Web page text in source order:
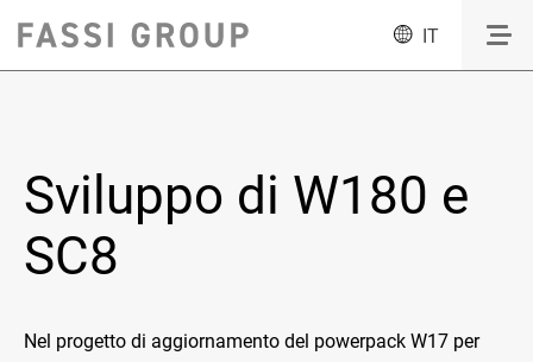
IT
Sviluppo di W180 e
SC8
Nel progetto di aggiornamento del powerpack W17 per